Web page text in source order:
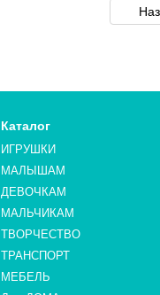
Каталог
ИГРУШКИ
МАЛЫШАМ
ДЕВОЧКАМ
МАЛЬЧИКАМ
ТВОРЧЕСТВО
ТРАНСПОРТ
МЕБЕЛЬ